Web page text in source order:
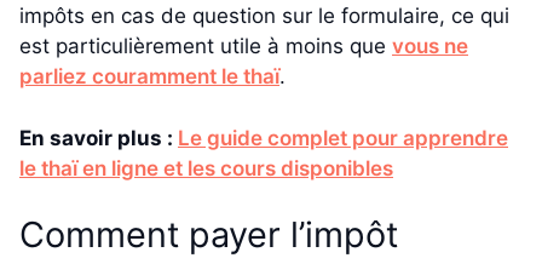
impôts en cas de question sur le formulaire, ce qui
est particulièrement utile à moins que vous ne
parliez couramment le thaï.
En savoir plus : Le guide complet pour apprendre
le thaï en ligne et les cours disponibles
Comment payer l’impôt